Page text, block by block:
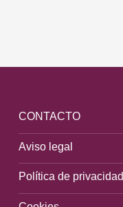
CONTACTO
Aviso legal
Política de privacidad